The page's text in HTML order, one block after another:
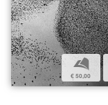
b
€ 50,00